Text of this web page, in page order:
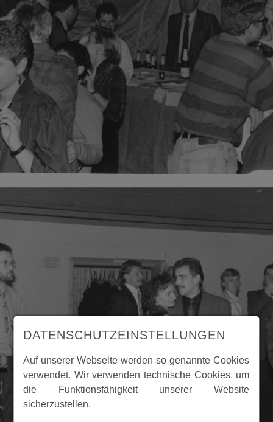
DATENSCHUTZEINSTELLUNGEN
Auf unserer Webseite werden so genannte Cookies
verwendet. Wir verwenden technische Cookies, um
die Funktionsfähigkeit unserer Website
sicherzustellen.